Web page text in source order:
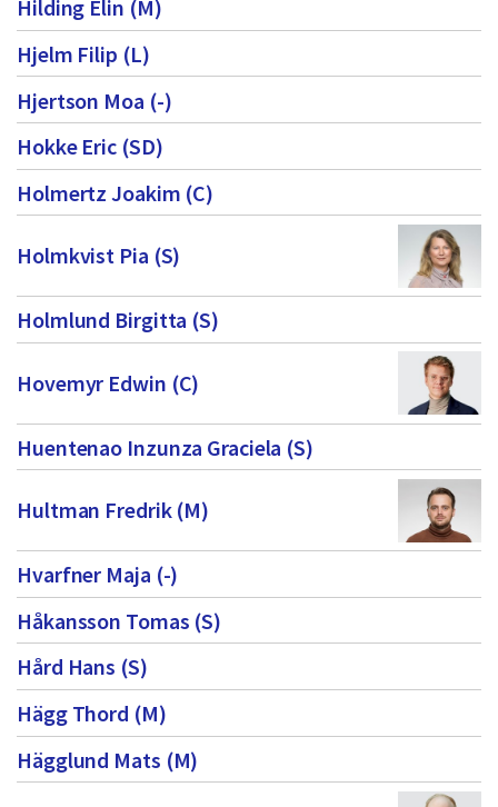
Hilding Elin (M)
Hjelm Filip (L)
Hjertson Moa (-)
Hokke Eric (SD)
Holmertz Joakim (C)
Holmkvist Pia (S)
Holmlund Birgitta (S)
Hovemyr Edwin (C)
Huentenao Inzunza Graciela (S)
Hultman Fredrik (M)
Hvarfner Maja (-)
Håkansson Tomas (S)
Hård Hans (S)
Hägg Thord (M)
Hägglund Mats (M)